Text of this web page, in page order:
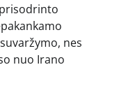
nes
nuo Irano